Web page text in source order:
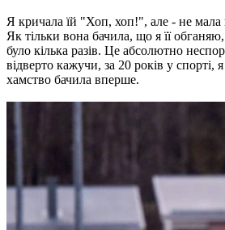
Я кричала їй "Хоп, хоп!", але - не мала
Як тільки вона бачила, що я її обганяю,
було кілька разів. Це абсолютно
відверто кажучи, за 20 років у спорті, я
хамство бачила вперше.